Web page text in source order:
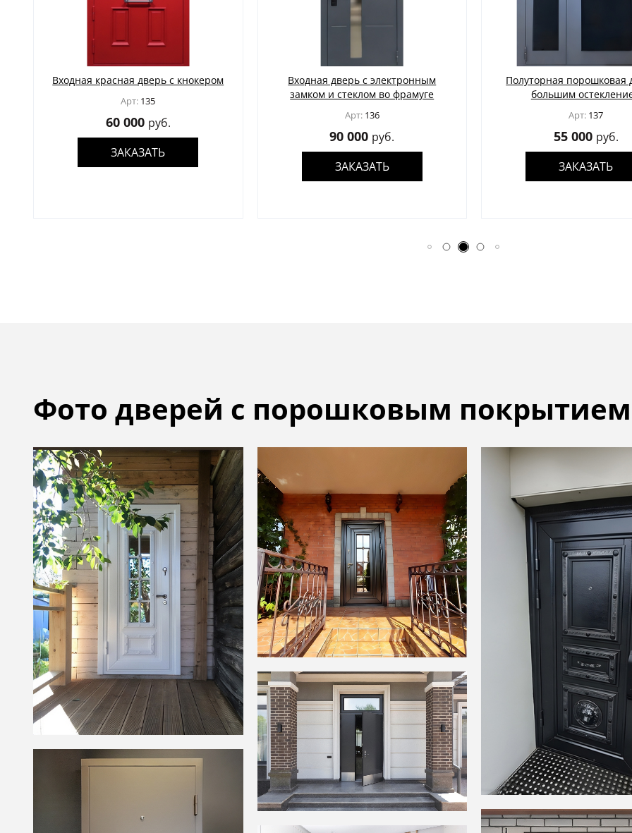
Входная красная дверь с кнокером
Арт: 135
60 000 руб.
ЗАКАЗАТЬ
Входная дверь с электронным
замком и стеклом во фрамуге
Арт:136
90 000 руб.
ЗАКАЗАТЬ
Полуторная порошковая
большим
Арт: 137
55 000 руб.
ЗАКАЗАТЬ
Фото дверей с порошковым покрытием